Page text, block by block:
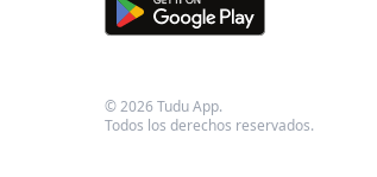
© 2026 Tudu App.
Todos los derechos reservados.